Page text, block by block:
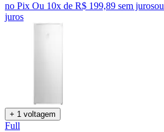
no Pix Ou 10x de R$ 199,89 sem jurosou
juros
+ 1 voltagem
Full